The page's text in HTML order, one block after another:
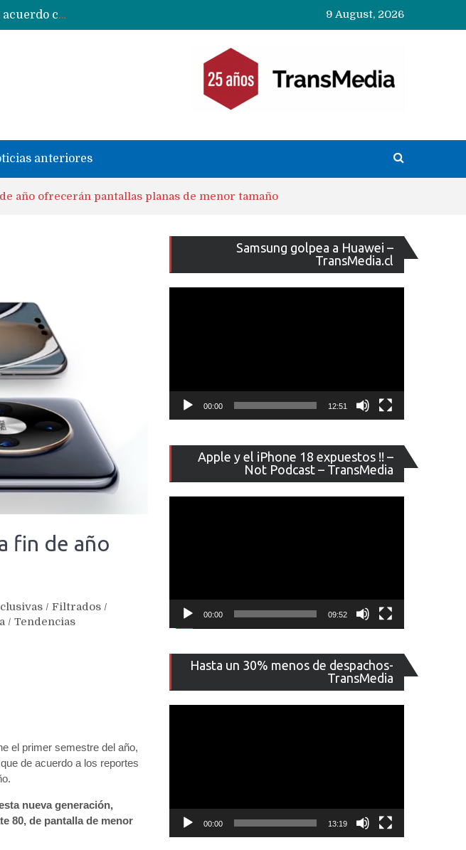
Reestructuración de fondo en área IA de Google pone en peligro acuerdo con Apple y salvataje de Siri
CXMT le dice NO a la venta de sus memorias a Apple y dará prioridad a Huawei y Xiaomi
9 August, 2026
anteriores
año ofrecerán pantallas planas de menor tamaño
fin de año
/ Filtrados /
/ Tendencias
el primer semestre del año,
de acuerdo a los reportes
nueva generación,
80, de pantalla de menor
Samsung golpea a Huawei –
TransMedia.cl
de
vídeo
00:00 12:51
Apple y el iPhone 18 expuestos !! –
Not Podcast – TransMedia
de
vídeo
00:00 09:52
Hasta un 30% menos de despachos-
TransMedia
de
vídeo
00:00 13:19